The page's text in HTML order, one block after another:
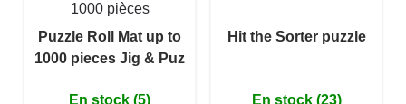
1000 pièces
Puzzle Roll Mat up to
1000 pieces Jig & Puz
En stock (5)
Hit the Sorter puzzle
En stock (23)